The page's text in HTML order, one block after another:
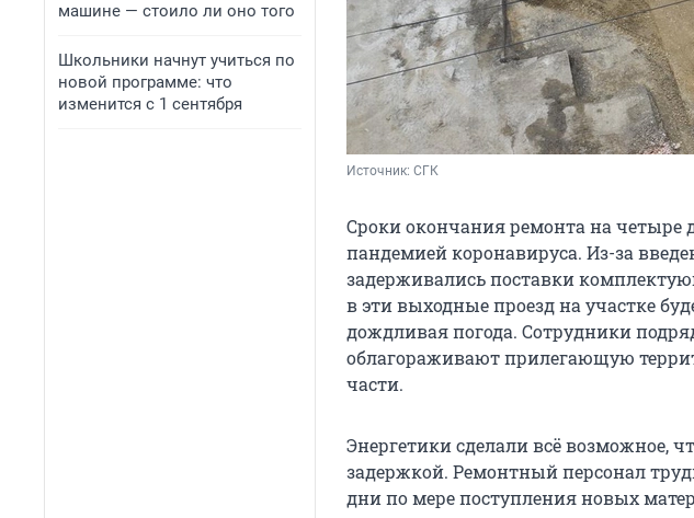
машине — стоило ли оно того
Школьники начнут учиться по
новой программе: что
изменится с 1 сентября
Источник: СГК
Сроки окончания ремонта на четыре
пандемией коронавируса. Из-за
задерживались поставки
в эти выходные проезд на участке
дождливая погода. Сотрудники
облагораживают прилегающую
части.
Энергетики сделали всё возможное,
задержкой. Ремонтный персонал
дни по мере поступления новых